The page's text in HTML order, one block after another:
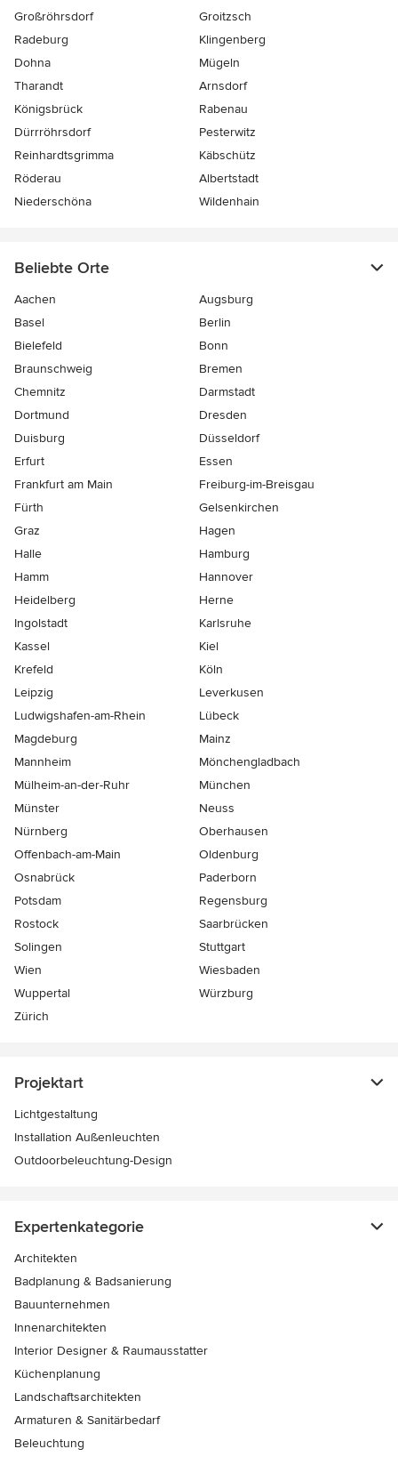
Großröhrsdorf
Groitzsch
Radeburg
Klingenberg
Dohna
Mügeln
Tharandt
Arnsdorf
Königsbrück
Rabenau
Dürrröhrsdorf
Pesterwitz
Reinhardtsgrimma
Käbschütz
Röderau
Albertstadt
Niederschöna
Wildenhain
Beliebte Orte
Aachen
Augsburg
Basel
Berlin
Bielefeld
Bonn
Braunschweig
Bremen
Chemnitz
Darmstadt
Dortmund
Dresden
Duisburg
Düsseldorf
Erfurt
Essen
Frankfurt am Main
Freiburg-im-Breisgau
Fürth
Gelsenkirchen
Graz
Hagen
Halle
Hamburg
Hamm
Hannover
Heidelberg
Herne
Ingolstadt
Karlsruhe
Kassel
Kiel
Krefeld
Köln
Leipzig
Leverkusen
Ludwigshafen-am-Rhein
Lübeck
Magdeburg
Mainz
Mannheim
Mönchen­gladbach
Mülheim-an-der-Ruhr
München
Münster
Neuss
Nürnberg
Oberhausen
Offenbach-am-Main
Oldenburg
Osnabrück
Paderborn
Potsdam
Regensburg
Rostock
Saarbrücken
Solingen
Stuttgart
Wien
Wiesbaden
Wuppertal
Würzburg
Zürich
Projektart
Lichtgestaltung
Installation Außenleuchten
Outdoorbeleuchtung-Design
Expertenkategorie
Architekten
Badplanung & Badsanierung
Bauunternehmen
Innenarchitekten
Interior Designer & Raumausstatter
Küchenplanung
Landschaftsarchitekten
Armaturen & Sanitärbedarf
Beleuchtung